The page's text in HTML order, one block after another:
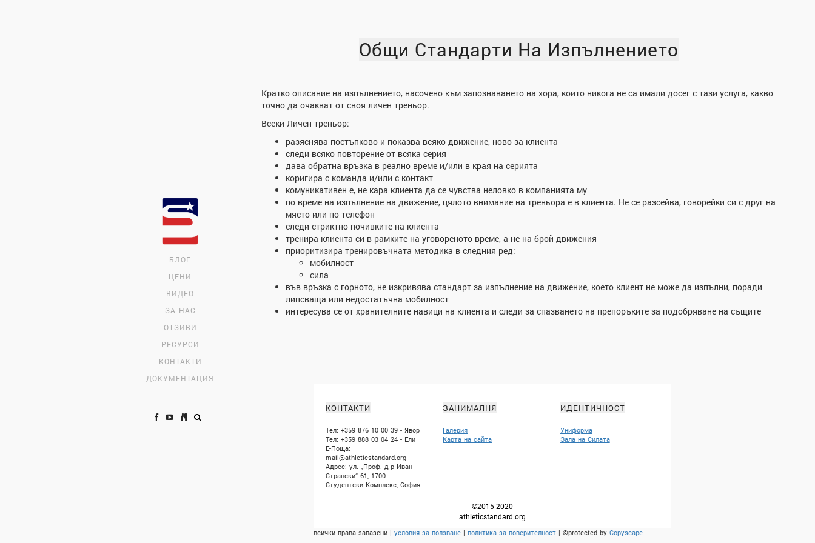
БЛОГ
ЦЕНИ
ВИДЕО
ЗА НАС
ОТЗИВИ
РЕСУРСИ
КОНТАКТИ
ДОКУМЕНТАЦИЯ
Общи Стандарти На Изпълнението
Кратко описание на изпълнението, насочено към запознаването на хора, които никога не са имали досег с тази услуга, какво
точно да очакват от своя личен треньор.
Всеки Личен треньор:
разяснява постъпково и показва всяко движение, ново за клиента
следи всяко повторение от всяка серия
дава обратна връзка в реално време и/или в края на серията
коригира с команда и/или с контакт
комуникативен е, не кара клиента да се чувства неловко в компанията му
по време на изпълнение на движение, цялото внимание на треньора е в клиента. Не се разсейва, говорейки си с друг на
място или по телефон
следи стриктно почивките на клиента
тренира клиента си в рамките на уговореното време, а не на брой движения
приоритизира тренировъчната методика в следния ред:
мобилност
сила
във връзка с горното, не изкривява стандарт за изпълнение на движение, което клиент не може да изпълни, поради
липсваща или недостатъчна мобилност
интересува се от хранителните навици на клиента и следи за спазването на препоръките за подобряване на същите
КОНТАКТИ
Тел: +359 876 10 00 39 - Явор
Тел: +359 888 03 04 24 - Ели
Е-Поща:
mail@athleticstandard.org
Адрес: ул. „Проф. д-р Иван
Странски“ 61, 1700
Студентски Комплекс, София
ЗАНИМАЛНЯ
Галерия
Карта на сайта
ИДЕНТИЧНОСТ
Униформа
Зала на Силата
©2015-2020
athleticstandard.org
всички права запазени | условия за ползване | политика за поверителност | ©protected by Copyscape